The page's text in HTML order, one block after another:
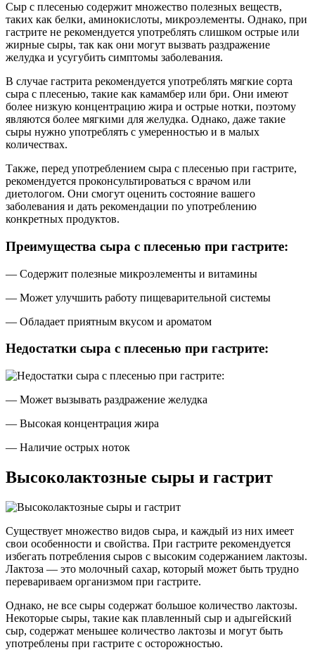
Сыр с плесенью содержит множество полезных веществ,
таких как белки, аминокислоты, микроэлементы. Однако, при
гастрите не рекомендуется употреблять слишком острые или
жирные сыры, так как они могут вызвать раздражение
желудка и усугубить симптомы заболевания.
В случае гастрита рекомендуется употреблять мягкие сорта
сыра с плесенью, такие как камамбер или бри. Они имеют
более низкую концентрацию жира и острые нотки, поэтому
являются более мягкими для желудка. Однако, даже такие
сыры нужно употреблять с умеренностью и в малых
количествах.
Также, перед употреблением сыра с плесенью при гастрите,
рекомендуется проконсультироваться с врачом или
диетологом. Они смогут оценить состояние вашего
заболевания и дать рекомендации по употреблению
конкретных продуктов.
Преимущества сыра с плесенью при гастрите:
— Содержит полезные микроэлементы и витамины
— Может улучшить работу пищеварительной системы
— Обладает приятным вкусом и ароматом
Недостатки сыра с плесенью при гастрите:
— Может вызывать раздражение желудка
— Высокая концентрация жира
— Наличие острых ноток
Высоколактозные сыры и гастрит
Существует множество видов сыра, и каждый из них имеет
свои особенности и свойства. При гастрите рекомендуется
избегать потребления сыров с высоким содержанием лактозы.
Лактоза — это молочный сахар, который может быть трудно
перевариваем организмом при гастрите.
Однако, не все сыры содержат большое количество лактозы.
Некоторые сыры, такие как плавленный сыр и адыгейский
сыр, содержат меньшее количество лактозы и могут быть
употреблены при гастрите с осторожностью.